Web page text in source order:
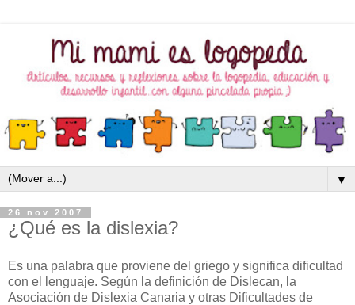
▼
26 nov 2007
¿Qué es la dislexia?
Es una palabra que proviene del griego y significa dificultad
con el lenguaje. Según la definición de Dislecan, la
Asociación de Dislexia Canaria y otras Dificultades de